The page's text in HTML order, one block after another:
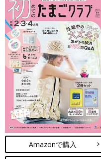
Amazonで購入